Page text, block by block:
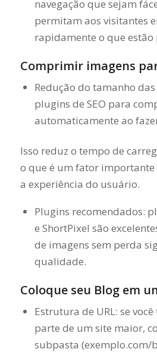
navegação que sejam
permitam aos visitantes
rapidamente o que
Comprimir imagens
Redução do tamanho
plugins de SEO para
automaticamente ao
Isso reduz o tempo de
o que é um fator importante
a experiência do usuário.
Plugins recomendados:
e ShortPixel são
de imagens sem perda
qualidade.
Coloque seu Blog em
Estrutura de URL: se
parte de um site maior,
subpasta (exemplo.com/